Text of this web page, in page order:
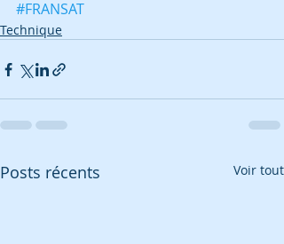
#FRANSAT
Technique
Posts récents Voir tout